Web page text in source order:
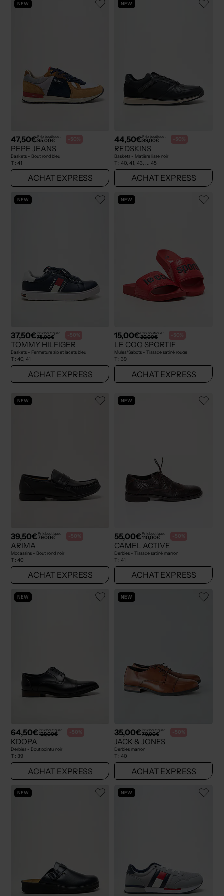
NEW
47,50€Prix boutique :
95,00€ -50%
PEPE JEANS
Baskets - Bout rond bleu
T : 41
ACHAT EXPRESS
NEW
44,50€Prix boutique :
89,00€ -50%
REDSKINS
Baskets - Matière lisse noir
T : 40, 41, 43, ... 45
ACHAT EXPRESS
NEW
37,50€Prix boutique :
75,00€ -50%
TOMMY HILFIGER
Baskets - Fermeture zip et lacets bleu
T : 40, 41
ACHAT EXPRESS
NEW
15,00€Prix boutique :
30,00€ -50%
LE COQ SPORTIF
Mules/Sabots - Tissage satiné rouge
T : 39
ACHAT EXPRESS
NEW
39,50€Prix boutique :
79,00€ -50%
ARIMA
Mocassins - Bout rond noir
T : 40
ACHAT EXPRESS
NEW
55,00€Prix boutique :
110,00€ -50%
CAMEL ACTIVE
Derbies - Tissage satiné marron
T : 41
ACHAT EXPRESS
NEW
64,50€Prix boutique :
129,00€ -50%
KDOPA
Derbies - Bout pointu noir
T : 39
ACHAT EXPRESS
NEW
35,00€Prix boutique :
70,00€ -50%
JACK & JONES
Derbies marron
T : 40
ACHAT EXPRESS
NEW NEW